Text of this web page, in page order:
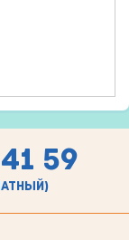
59